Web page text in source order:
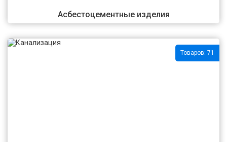
Асбестоцементные изделия
Товаров: 71